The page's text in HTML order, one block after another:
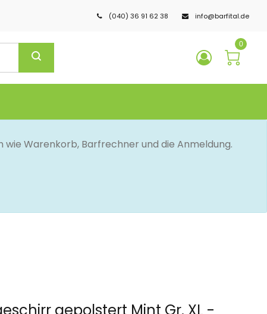
(040) 36 91 62 38 info@barfital.de
0
wie Warenkorb, Barfrechner und die Anmeldung.